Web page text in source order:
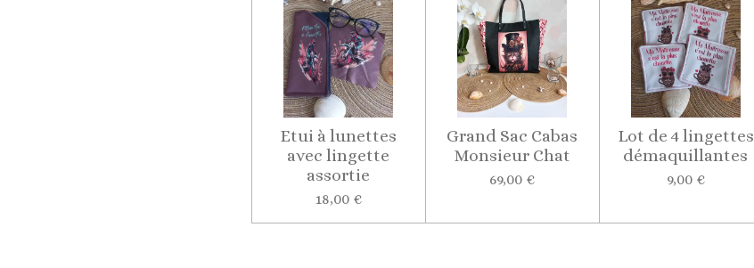
Etui à lunettes
avec lingette
assortie
18,00 €
Grand Sac Cabas
Monsieur Chat
69,00 €
Lot de 4 lingettes
démaquillantes
9,00 €